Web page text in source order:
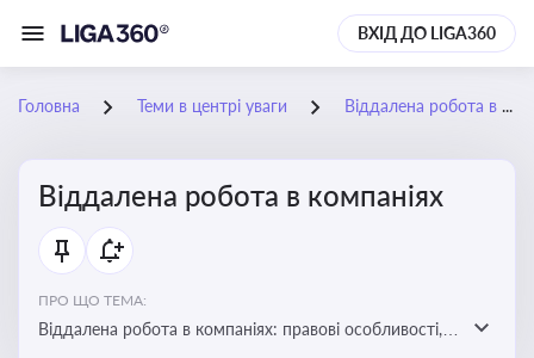
ВХІД ДО LIGA360
Головна Теми в центрі уваги Віддалена робота в компаніях
Віддалена робота в компаніях
ПРО ЩО ТЕМА:
Віддалена робота в компаніях: правові особливості,